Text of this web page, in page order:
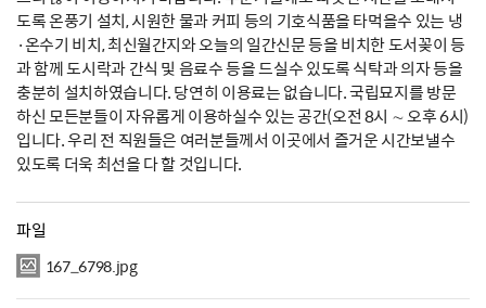
도록 온풍기 설치, 시원한 물과 커피 등의 기호식품을 타먹을수 있는 냉
·온수기 비치, 최신월간지와 오늘의 일간신문 등을 비치한 도서꽂이 등
과 함께 도시락과 간식 및 음료수 등을 드실수 있도록 식탁과 의자 등을
충분히 설치하였습니다. 당연히 이용료는 없습니다. 국립묘지를 방문
하신 모든분들이 자유롭게 이용하실수 있는 공간(오전 8시 ∼ 오후 6시)
입니다. 우리 전 직원들은 여러분들께서 이곳에서 즐거운 시간보낼수
있도록 더욱 최선을 다 할 것입니다.
파일
167_6798.jpg